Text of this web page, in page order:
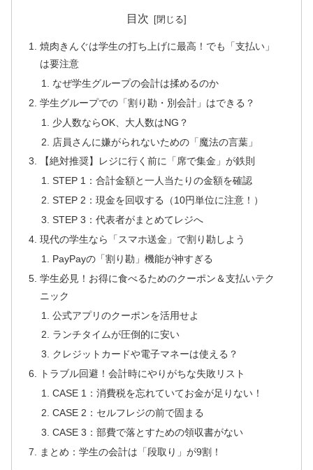
目次
焼肉きんぐは学生の打ち上げに最高！でも「支払い」
は要注意
なぜ学生グループの会計は揉めるのか
学生グループでの「割り勘・別会計」はできる？
少人数ならOK、大人数はNG？
店員さんに嫌がられないための「魔法の言葉」
【絶対推奨】レジに行く前に「席で集金」が鉄則
STEP 1：合計金額と一人当たりの金額を確認
STEP 2：現金を回収する（10円単位に注意！）
STEP 3：代表者がまとめてレジへ
現代の学生なら「スマホ送金」で割り勘しよう
PayPayの「割り勘」機能が神すぎる
学生必見！お得に食べるためのクーポン＆支払いテク
ニック
公式アプリのクーポンを活用せよ
ランチタイムが圧倒的に安い
クレジットカードや電子マネーは使える？
トラブル回避！会計時にやりがちな失敗リスト
CASE 1：消費税を忘れていてお金が足りない！
CASE 2：セルフレジの前で固まる
CASE 3：部費で落とすための領収書がない
まとめ：学生の会計は「段取り」が9割！